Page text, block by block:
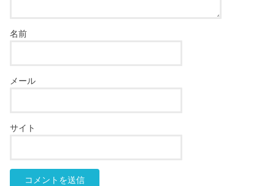
名前
メール
サイト